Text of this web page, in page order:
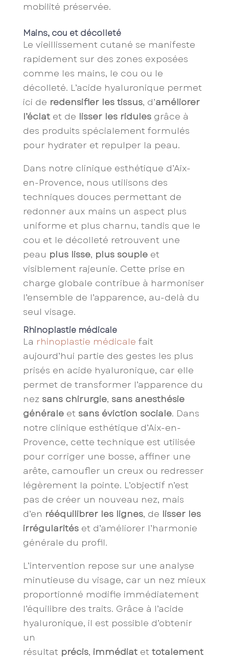
mobilité préservée.
Mains, cou et décolleté
Le vieillissement cutané se manifeste
rapidement sur des zones exposées
comme les mains, le cou ou le
décolleté. L’acide hyaluronique permet
ici de redensifier les tissus, d’améliorer
l’éclatet de lisser les ridulesgrâce à
des produits spécialement formulés
pour hydrater et repulper la peau.
Dans notre clinique esthétique d’Aix-
en-Provence, nous utilisons des
techniques douces permettant de
redonner aux mains un aspect plus
uniforme et plus charnu, tandis que le
cou et le décolleté retrouvent une
peau plus lisse, plus soupleet
visiblement rajeunie. Cette prise en
charge globale contribue à harmoniser
l’ensemble de l’apparence, au-delà du
seul visage.
Rhinoplastie médicale
La rhinoplastie médicale fait
aujourd’hui partie des gestes les plus
prisés en acide hyaluronique, car elle
permet de transformer l’apparence du
nez sans chirurgie, sans anesthésie
généraleet sans éviction sociale. Dans
notre clinique esthétique d’Aix-en-
Provence, cette technique est utilisée
pour corriger une bosse, affiner une
arête, camoufler un creux ou redresser
légèrement la pointe. L’objectif n’est
pas de créer un nouveau nez, mais
d’en rééquilibrer les lignes, de lisser les
irrégularitéset d’améliorer l’harmonie
générale du profil.
L’intervention repose sur une analyse
minutieuse du visage, car un nez mieux
proportionné modifie immédiatement
l’équilibre des traits. Grâce à l’acide
hyaluronique, il est possible d’obtenir
un
résultat précis, immédiatet totalement